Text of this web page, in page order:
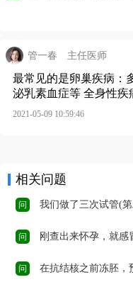
管一春 主任医师
最常见的是卵巢疾病：
泌乳素血症等 全身性
2021-05-09 10:59:46
相关问题
问 我们做了三次试管(第二代)，也已找过两位医生，但都没有怀孕过，三次
问 刚查出来怀孕，就感
问 在抗结核之前冻胚，